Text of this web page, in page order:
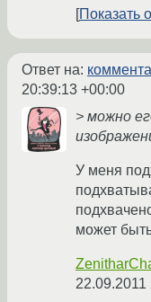
Показать
Ответ на:
20:39:13 +00:00
> можно
У меня
может
22.09.2011